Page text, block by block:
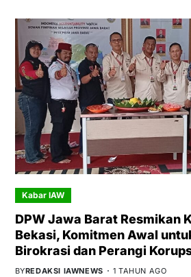
Kabar IAW
DPW Jawa Barat Resmikan
Bekasi, Komitmen Awal
Birokrasi dan Perangi
BYREDAKSI IAWNEWS 1 TAHUN AGO